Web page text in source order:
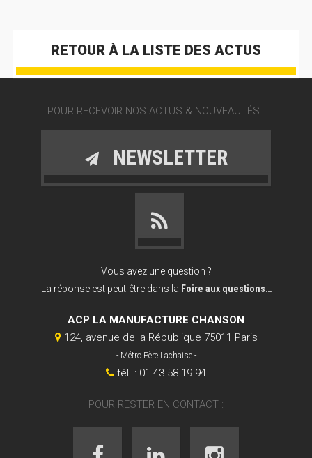
RETOUR À LA LISTE DES ACTUS
POUR RECEVOIR NOS ACTUS & NOUVEAUTÉS :
NEWSLETTER
Vous avez une question ?
La réponse est peut-être dans la Foire aux questions…
ACP LA MANUFACTURE CHANSON
124, avenue de la République 75011 Paris
- Métro Père Lachaise -
tél. : 01 43 58 19 94
POUR RESTER EN CONTACT :